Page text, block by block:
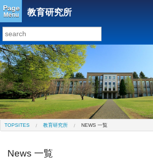
Page
Menu 教育研究所
研究所トップ 教育研究所
キリスト教と文化研究所 アジア文
平和研究所 ジェンダー研究センタ
TOPSITES 教育研究所 NEWS 一覧
News 一覧